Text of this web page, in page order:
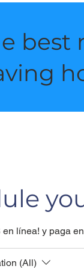
best
en línea! y paga
(All)